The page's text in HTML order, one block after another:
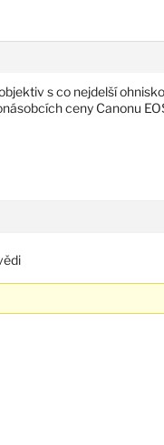
s co nejdelší
ceny Canonu